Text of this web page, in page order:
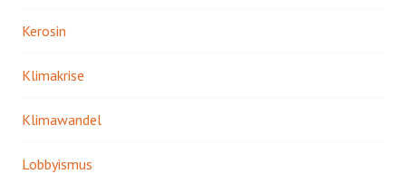
Kerosin
Klimakrise
Klimawandel
Lobbyismus